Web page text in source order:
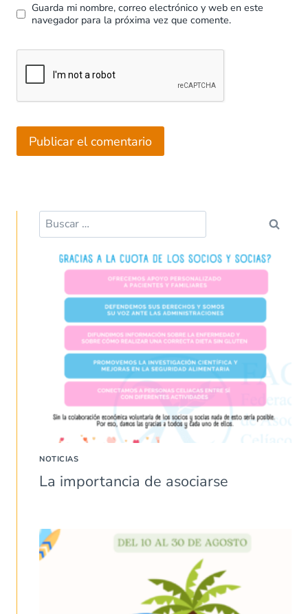
Guarda mi nombre, correo electrónico y web en este
navegador para la próxima vez que comente.
NOTICIAS
La importancia de asociarse